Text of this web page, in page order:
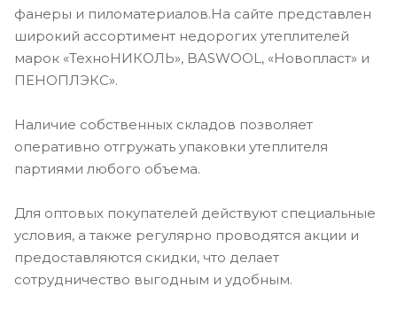
фанеры и пиломатериалов.На сайте представлен
широкий ассортимент недорогих утеплителей
марок «ТехноНИКОЛЬ», BASWOOL, «Новопласт» и
ПЕНОПЛЭКС».
Наличие собственных складов позволяет
оперативно отгружать упаковки утеплителя
партиями любого объема.
Для оптовых покупателей действуют специальные
условия, а также регулярно проводятся акции и
предоставляются скидки, что делает
сотрудничество выгодным и удобным.